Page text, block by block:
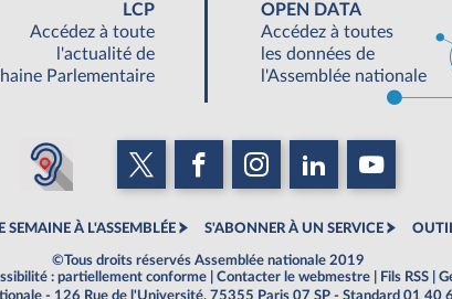
LCP
Accédez à toute
l'actualité de
Parlementaire
OPEN DATA
Accédez à toutes
les données de
l'Assemblée nationale
SEMAINE À L'ASSEMBLÉE S'ABONNER À UN SERVICE
©Tous droits réservés Assemblée nationale 2019
: partiellement conforme Contacter le webmestre Fils RSS
- 126 Rue de l'Université, 75355 Paris 07 SP - Standard 01 40